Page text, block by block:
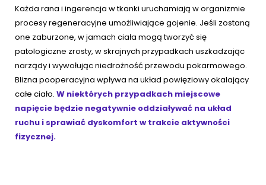
Każda rana i ingerencja w tkanki uruchamiają w organizmie
procesy regeneracyjne umożliwiające gojenie. Jeśli zostaną
one zaburzone, w jamach ciała mogą tworzyć się
patologiczne zrosty, w skrajnych przypadkach uszkadzając
narządy i wywołując niedrożność przewodu pokarmowego.
Blizna pooperacyjna wpływa na układ powięziowy okalający
całe ciało. W niektórych przypadkach miejscowe
napięcie będzie negatywnie oddziaływać na układ
ruchu i sprawiać dyskomfort w trakcie aktywności
fizycznej.